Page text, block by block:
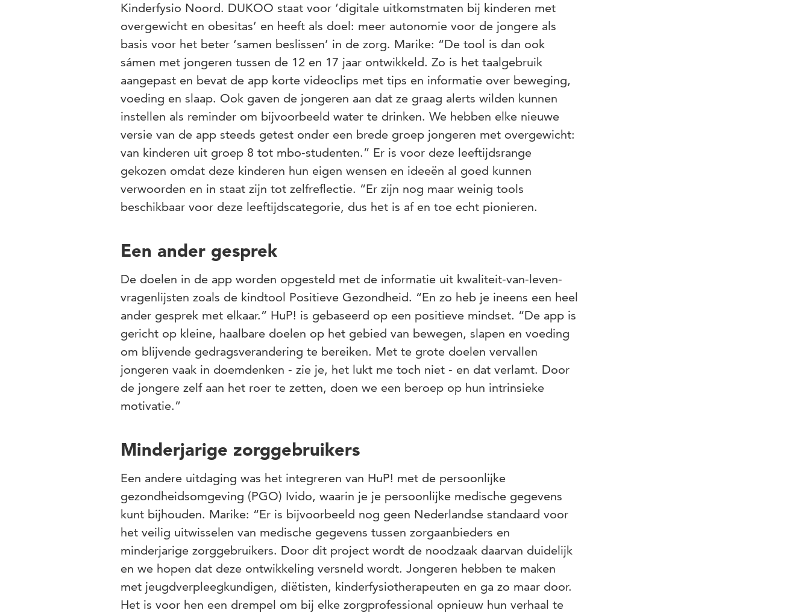
Kinderfysio Noord. DUKOO staat voor ‘digitale uitkomstmaten bij kinderen met
overgewicht en obesitas’ en heeft als doel: meer autonomie voor de jongere als
basis voor het beter ‘samen beslissen’ in de zorg. Marike: “De tool is dan ook
sámen met jongeren tussen de 12 en 17 jaar ontwikkeld. Zo is het taalgebruik
aangepast en bevat de app korte videoclips met tips en informatie over beweging,
voeding en slaap. Ook gaven de jongeren aan dat ze graag alerts wilden kunnen
instellen als reminder om bijvoorbeeld water te drinken. We hebben elke nieuwe
versie van de app steeds getest onder een brede groep jongeren met overgewicht:
van kinderen uit groep 8 tot mbo-studenten.” Er is voor deze leeftijdsrange
gekozen omdat deze kinderen hun eigen wensen en ideeën al goed kunnen
verwoorden en in staat zijn tot zelfreflectie. “Er zijn nog maar weinig tools
beschikbaar voor deze leeftijdscategorie, dus het is af en toe echt pionieren.
Een ander gesprek
De doelen in de app worden opgesteld met de informatie uit kwaliteit-van-leven-
vragenlijsten zoals de kindtool Positieve Gezondheid. “En zo heb je ineens een heel
ander gesprek met elkaar.” HuP! is gebaseerd op een positieve mindset. “De app is
gericht op kleine, haalbare doelen op het gebied van bewegen, slapen en voeding
om blijvende gedragsverandering te bereiken. Met te grote doelen vervallen
jongeren vaak in doemdenken - zie je, het lukt me toch niet - en dat verlamt. Door
de jongere zelf aan het roer te zetten, doen we een beroep op hun intrinsieke
motivatie.”
Minderjarige zorggebruikers
Een andere uitdaging was het integreren van HuP! met de persoonlijke
gezondheidsomgeving (PGO) Ivido, waarin je je persoonlijke medische gegevens
kunt bijhouden. Marike: “Er is bijvoorbeeld nog geen Nederlandse standaard voor
het veilig uitwisselen van medische gegevens tussen zorgaanbieders en
minderjarige zorggebruikers. Door dit project wordt de noodzaak daarvan duidelijk
en we hopen dat deze ontwikkeling versneld wordt. Jongeren hebben te maken
met jeugdverpleegkundigen, diëtisten, kinderfysiotherapeuten en ga zo maar door.
Het is voor hen een drempel om bij elke zorgprofessional opnieuw hun verhaal te